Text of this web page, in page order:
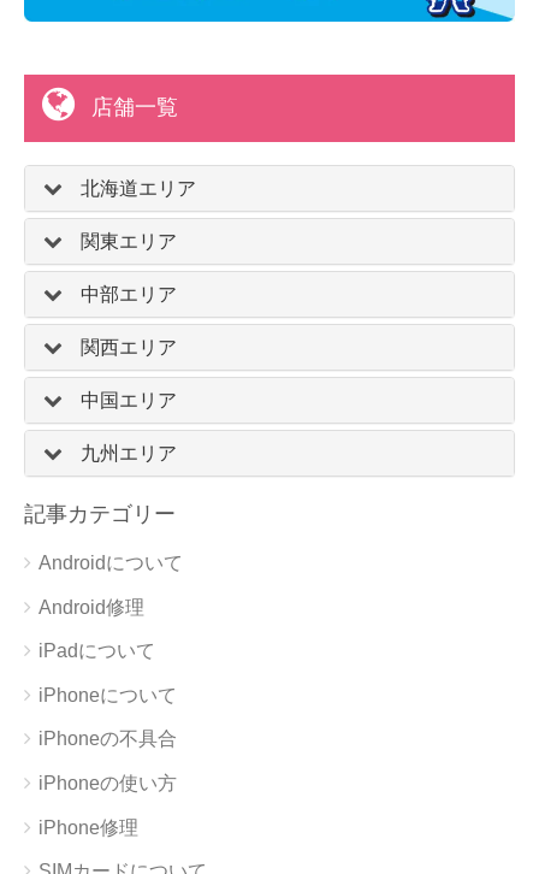
店舗一覧
北海道エリア
関東エリア
中部エリア
関西エリア
中国エリア
九州エリア
記事カテゴリー
Androidについて
Android修理
iPadについて
iPhoneについて
iPhoneの不具合
iPhoneの使い方
iPhone修理